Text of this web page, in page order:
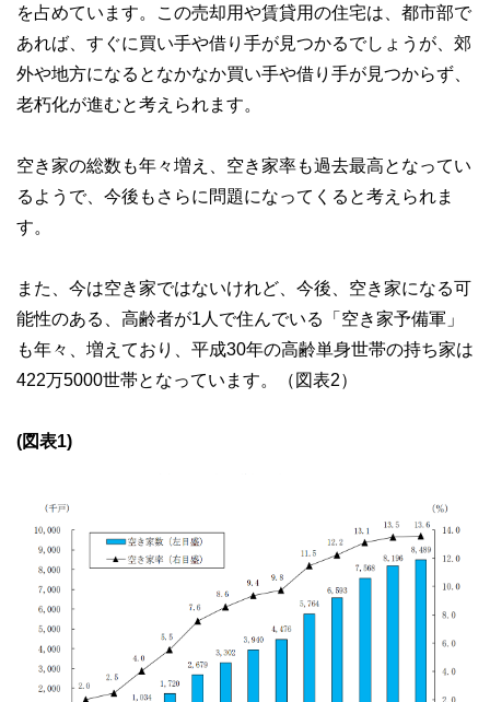
を占めています。この売却用や賃貸用の住宅は、都市部で
あれば、すぐに買い手や借り手が見つかるでしょうが、郊
外や地方になるとなかなか買い手や借り手が見つからず、
老朽化が進むと考えられます。
空き家の総数も年々増え、空き家率も過去最高となってい
るようで、今後もさらに問題になってくると考えられま
す。
また、今は空き家ではないけれど、今後、空き家になる可
能性のある、高齢者が1人で住んでいる「空き家予備軍」
も年々、増えており、平成30年の高齢単身世帯の持ち家は
422万5000世帯となっています。（図表2）
(図表1)